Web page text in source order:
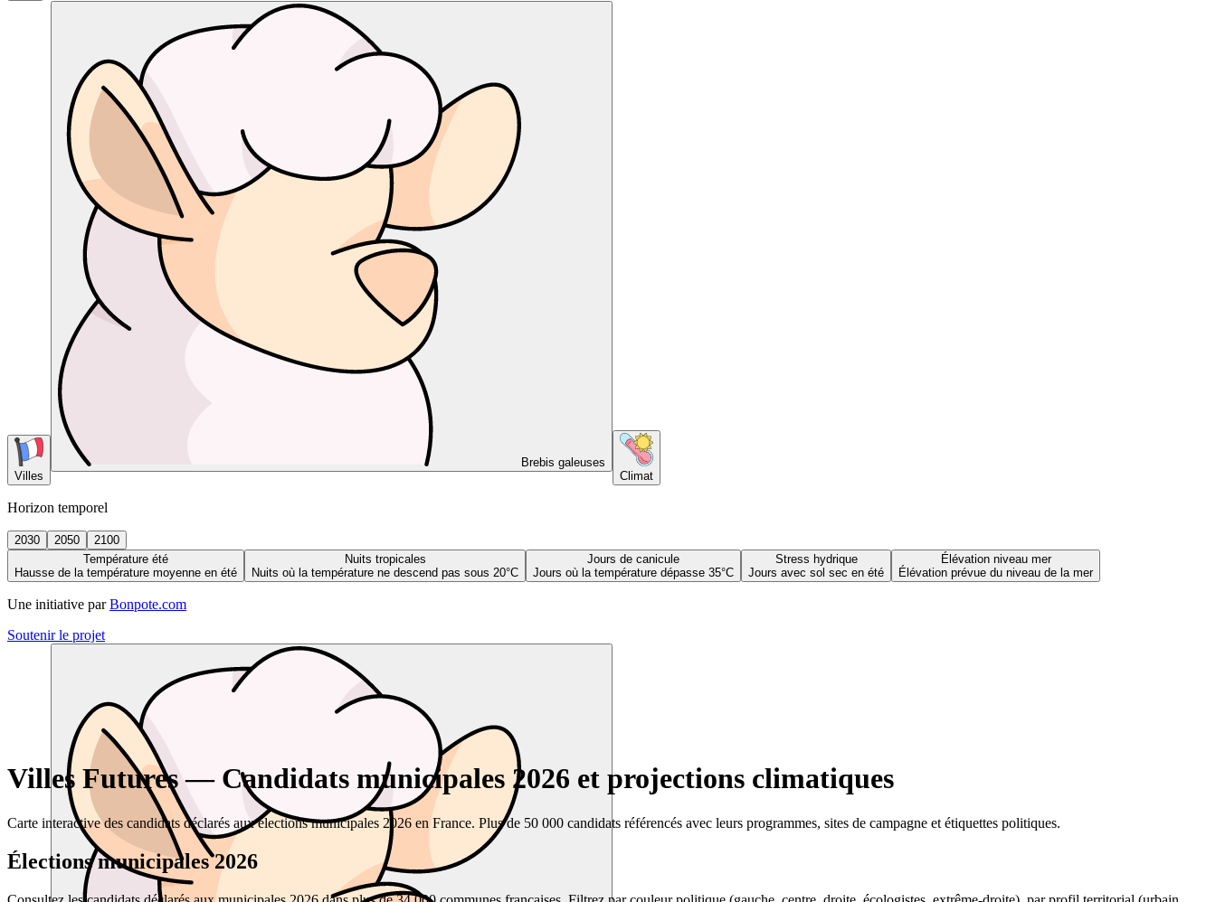
Villes
Brebis galeuses
Climat
Horizon temporel
2030 2050
2100
Température été
Hausse de la température moyenne en été
Nuits tropicales
Nuits où la température ne descend pas sous 20°C
Jours de canicule
Jours où la température dépasse 35°C
Stress hydrique
Jours avec sol sec en été
Élévation niveau mer
Élévation prévue du niveau de la mer
Une initiative par Bonpote.com
Soutenir le projet
Villes Futures — Candidats municipales 2026 et projections climatiques
Carte interactive des candidats déclarés aux élections municipales 2026 en France. Plus de 50 000 candidats référencés avec leurs programmes, sites de campagne et étiquettes politiques.
Élections municipales 2026